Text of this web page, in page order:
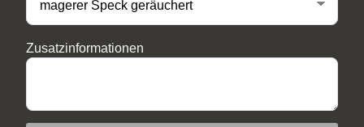
Zusatzinformationen